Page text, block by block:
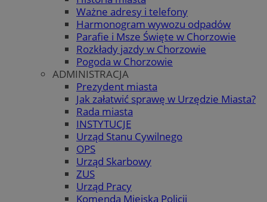
Ważne adresy i telefony
Harmonogram wywozu odpadów
Parafie i Msze Święte w Chorzowie
Rozkłady jazdy w Chorzowie
Pogoda w Chorzowie
ADMINISTRACJA
Prezydent miasta
Jak załatwić sprawę w Urzędzie Miasta?
Rada miasta
INSTYTUCJE
Urząd Stanu Cywilnego
OPS
Urząd Skarbowy
ZUS
Urząd Pracy
Komenda Miejska Policji